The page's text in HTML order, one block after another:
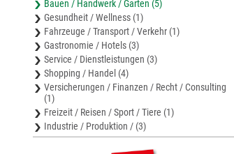
Stadtplan Drolshagen
Stadtplan Wiehl
Stadtplan Marienheide
Bauen / Handwerk / Garten (5)
Gesundheit / Wellness (1)
Fahrzeuge / Transport / Verkehr (1)
Gastronomie / Hotels (3)
Service / Dienstleistungen (3)
Shopping / Handel (4)
Versicherungen / Finanzen / Recht / Consulting
(1)
Freizeit / Reisen / Sport / Tiere (1)
Industrie / Produktion / (3)